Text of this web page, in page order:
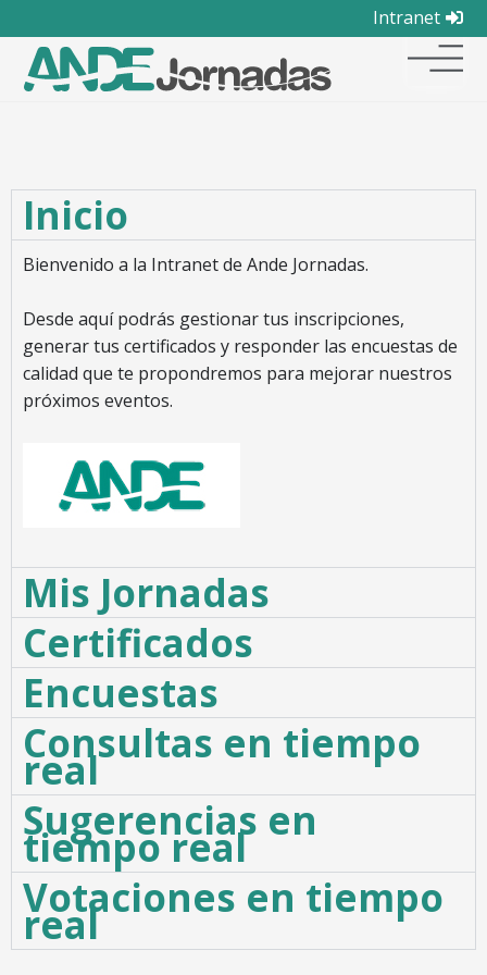
Intranet
Inicio
Bienvenido a la Intranet de Ande Jornadas.
Desde aquí podrás gestionar tus inscripciones,
generar tus certificados y responder las encuestas de
calidad que te propondremos para mejorar nuestros
próximos eventos.
Mis Jornadas
Certificados
Encuestas
Consultas en tiempo
real
Sugerencias en
tiempo real
Votaciones en tiempo
real